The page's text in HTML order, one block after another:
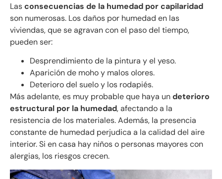
Lasconsecuencias de la humedad por capilaridad
son numerosas. Los daños por humedad en las
viviendas, que se agravan con el paso del tiempo,
pueden ser:
Desprendimiento de la pintura y el yeso.
Aparición de moho y malos olores.
Deterioro del suelo y los rodapiés.
Más adelante, es muy probable que haya undeterioro
estructural por la humedad, afectando a la
resistencia de los materiales. Además, la presencia
constante de humedad perjudica a la calidad del aire
interior. Si en casa hay niños o personas mayores con
alergias, los riesgos crecen.